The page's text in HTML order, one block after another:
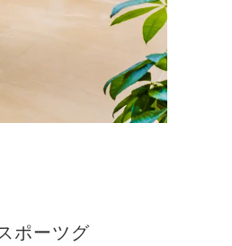
ポーツグ